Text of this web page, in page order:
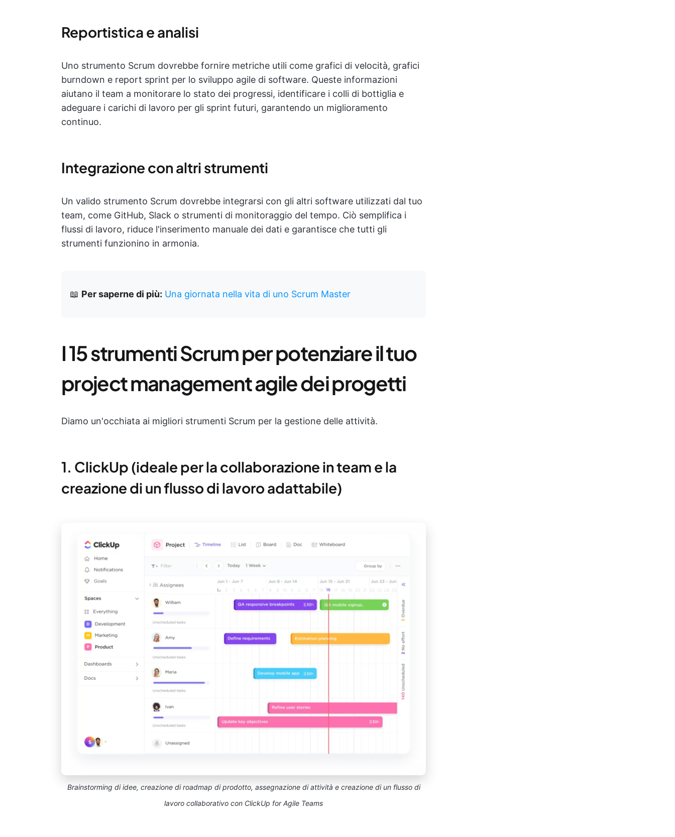
Reportistica e analisi
Uno strumento Scrum dovrebbe fornire metriche utili come grafici di velocità, grafici
burndown e report sprint per lo sviluppo agile di software. Queste informazioni
aiutano il team a monitorare lo stato dei progressi, identificare i colli di bottiglia e
adeguare i carichi di lavoro per gli sprint futuri, garantendo un miglioramento
continuo.
Integrazione con altri strumenti
Un valido strumento Scrum dovrebbe integrarsi con gli altri software utilizzati dal tuo
team, come GitHub, Slack o strumenti di monitoraggio del tempo. Ciò semplifica i
flussi di lavoro, riduce l'inserimento manuale dei dati e garantisce che tutti gli
strumenti funzionino in armonia.
📖 Per saperne di più: Una giornata nella vita di uno Scrum Master
I 15 strumenti Scrum per potenziare il tuo
project management agile dei progetti
Diamo un'occhiata ai migliori strumenti Scrum per la gestione delle attività.
1. ClickUp (ideale per la collaborazione in team e la
creazione di un flusso di lavoro adattabile)
Brainstorming di idee, creazione di roadmap di prodotto, assegnazione di attività e creazione di un flusso di
lavoro collaborativo con ClickUp for Agile Teams